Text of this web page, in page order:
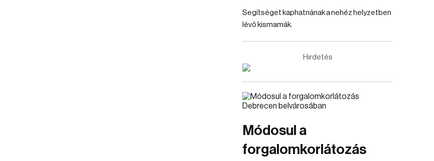
Segítséget kaphatnának a nehéz helyzetben
lévő kismamák.
Hirdetés
Módosul a
forgalomkorlátozás